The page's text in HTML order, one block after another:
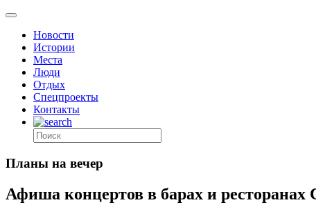
Новости
Истории
Места
Люди
Отдых
Спецпроекты
Контакты
Планы на вечер
Афиша концертов в барах и